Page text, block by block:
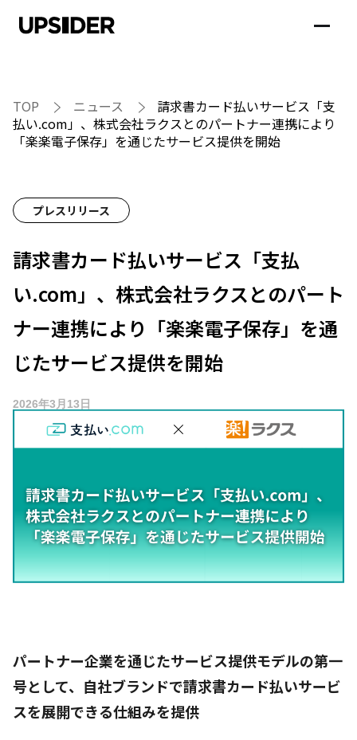
TOP ニュース
請求書カード払いサービス「支
払い.com」、株式会社ラクスとのパートナー連携により
「楽楽電子保存」を通じたサービス提供を開始
プレスリリース
請求書カード払いサービス「支払
い.com」、株式会社ラクスとのパート
ナー連携により「楽楽電子保存」を通
じたサービス提供を開始
2026年3月13日
パートナー企業を通じたサービス提供モデルの第一
号として、自社ブランドで請求書カード払いサービ
スを展開できる仕組みを提供